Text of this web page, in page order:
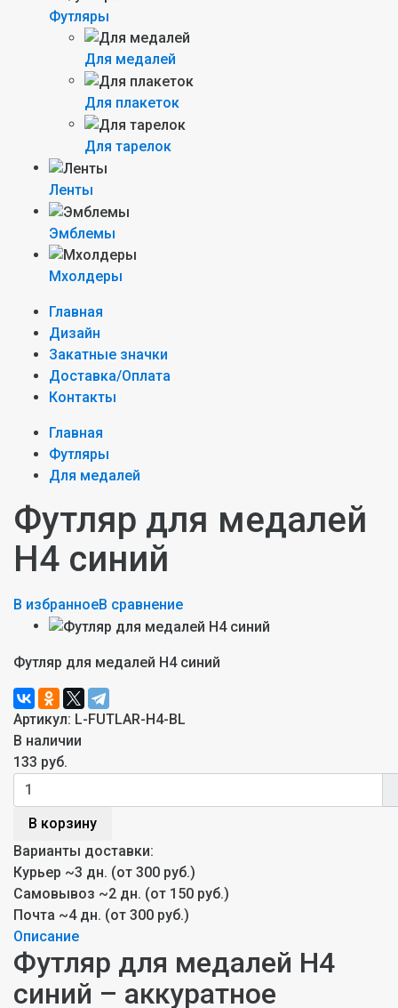
Футляры
Для медалей
Для плакеток
Для тарелок
Ленты
Эмблемы
Мхолдеры
Главная
Дизайн
Закатные значки
Доставка/Оплата
Контакты
Главная
Футляры
Для медалей
Футляр для медалей
H4 синий
В избранноеВ сравнение
Футляр для медалей H4 синий
Артикул: L-FUTLAR-H4-BL
В наличии
133 руб.
В корзину
Варианты доставки:
Курьер ~3 дн. (от 300 руб.)
Самовывоз ~2 дн. (от 150 руб.)
Почта ~4 дн. (от 300 руб.)
Описание
Футляр для медалей H4
синий – аккуратное